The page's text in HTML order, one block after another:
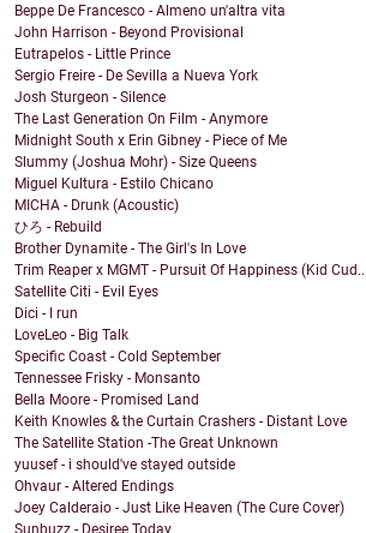
Beppe De Francesco - Almeno un'altra vita
John Harrison - Beyond Provisional
Eutrapelos - Little Prince
Sergio Freire - De Sevilla a Nueva York
Josh Sturgeon - Silence
The Last Generation On Film - Anymore
Midnight South x Erin Gibney - Piece of Me
Slummy (Joshua Mohr) - Size Queens
Miguel Kultura - Estilo Chicano
MICHA - Drunk (Acoustic)
ひろ - Rebuild
Brother Dynamite - The Girl's In Love
Trim Reaper x MGMT - Pursuit Of Happiness (Kid Cud...
Satellite Citi - Evil Eyes
Dici - I run
LoveLeo - Big Talk
Specific Coast - Cold September
Tennessee Frisky - Monsanto
Bella Moore - Promised Land
Keith Knowles & the Curtain Crashers - Distant Love
The Satellite Station -The Great Unknown
yuusef - i should've stayed outside
Ohvaur - Altered Endings
Joey Calderaio - Just Like Heaven (The Cure Cover)
Sunbuzz - Desiree Today